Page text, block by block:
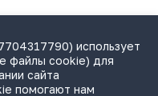
управленияиспользует
файлы cookie) для
сайта
помогают нам